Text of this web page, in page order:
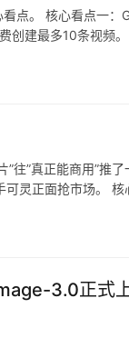
点。 核心看点一：
创建最多10条视频
往”真正能商用”推
可灵正面抢市场。
3.0正式